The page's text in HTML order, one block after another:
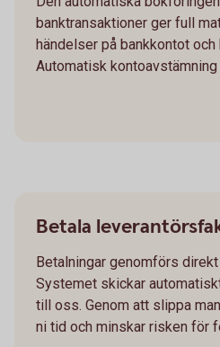
banktransaktioner ger full
händelser på bankkontot
Automatisk
Betala
Betalningar genomförs
Systemet skickar
till oss. Genom att slippa
ni tid och minskar risken för